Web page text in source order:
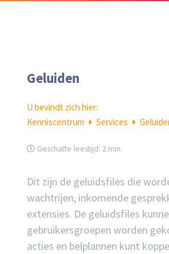
Geluiden
U bevindt zich hier:
Kenniscentrum
Services
Geschatte leestijd: 2 min.
Dit zijn de geluidsfiles die
wachtrijen, inkomende
extensies. De geluidsfiles
gebruikersgroepen worden
acties en belplannen kunt